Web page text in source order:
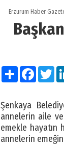
Erzurum Haber
Paylaş
Şenkaya
annelerin aile
emekle hayatın
annelerin